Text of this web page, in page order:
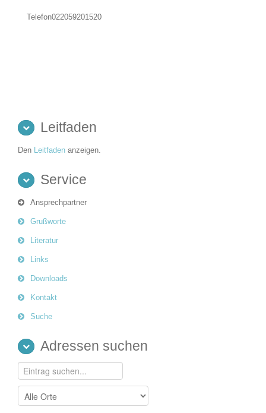
Telefon022059201520
Leitfaden
Den Leitfaden anzeigen.
Service
Ansprechpartner
Grußworte
Literatur
Links
Downloads
Kontakt
Suche
Adressen suchen